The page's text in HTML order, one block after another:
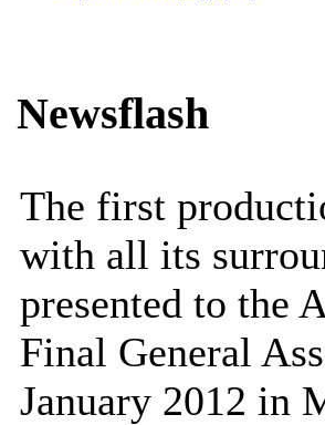
Newsflash
The first
with all its
presented to the
Final General
January 2012 in